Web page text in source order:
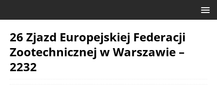
26 Zjazd Europejskiej Federacji
Zootechnicznej w Warszawie –
2232